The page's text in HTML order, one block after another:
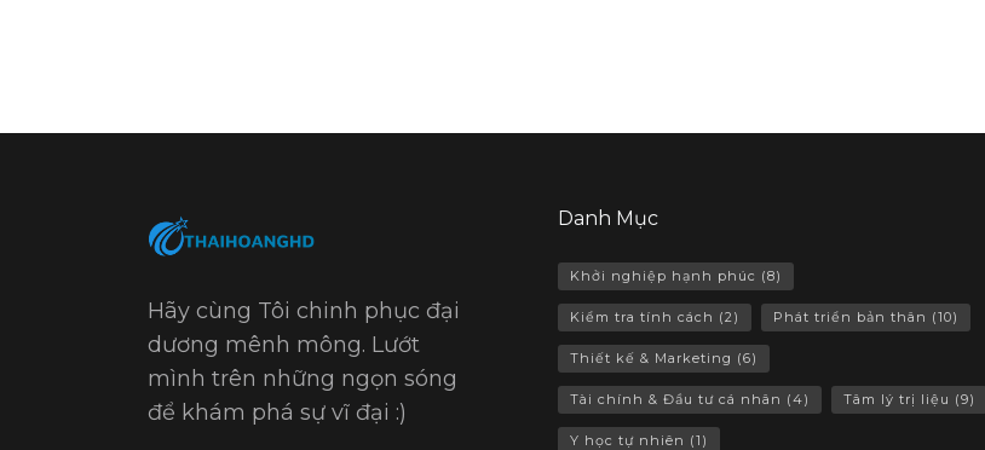
Hãy cùng Tôi chinh phục đại
dương mênh mông. Lướt
mình trên những ngọn sóng
để khám phá sự vĩ đại :)
Danh Mục
Khởi nghiệp hạnh phúc (8)
Kiểm tra tính cách (2) Phát triển bản thân (10)
Thiết kế & Marketing (6)
Tài chính & Đầu tư cá nhân (4) Tâm lý trị liệu (9)
Y học tự nhiên (1)